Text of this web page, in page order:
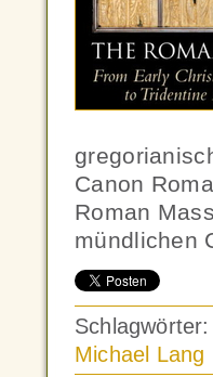
Canon
Roman
mündlichen
Schlagwörter:
Michael Lang